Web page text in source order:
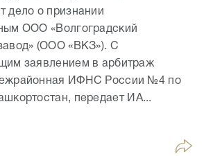
дело о признании
ООО «Волгоградский
(ООО «ВКЗ»). С
заявлением в арбитраж
ИФНС России №4 по
передает ИА...